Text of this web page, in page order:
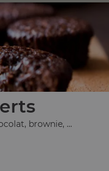
brownie, ...